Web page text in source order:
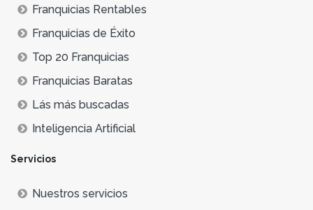
Franquicias Rentables
Franquicias de Éxito
Top 20 Franquicias
Franquicias Baratas
Lás más buscadas
Inteligencia Artificial
Servicios
Nuestros servicios